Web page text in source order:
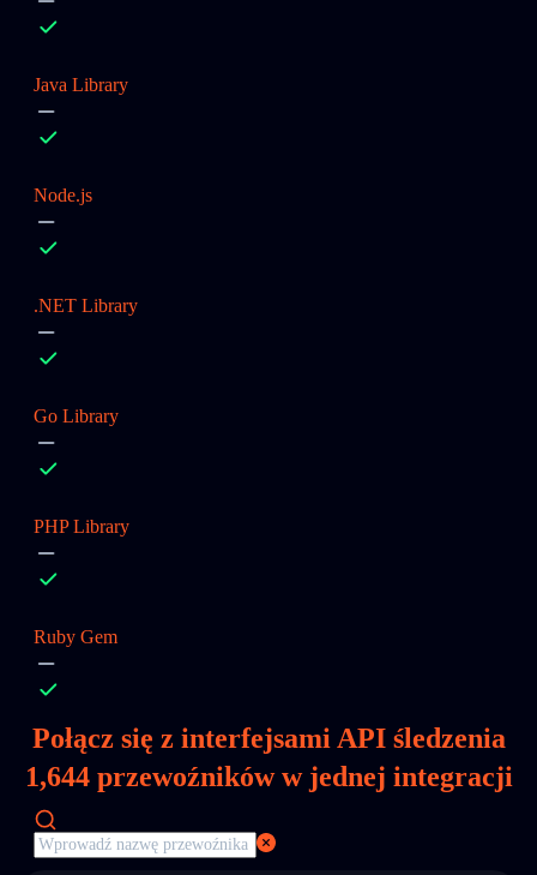
Java Library
Node.js
.NET Library
Go Library
PHP Library
Ruby Gem
Połącz się z interfejsami API śledzenia
1,644przewoźników w jednej integracji